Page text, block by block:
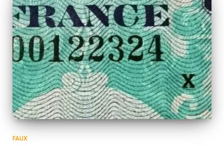
FAUX